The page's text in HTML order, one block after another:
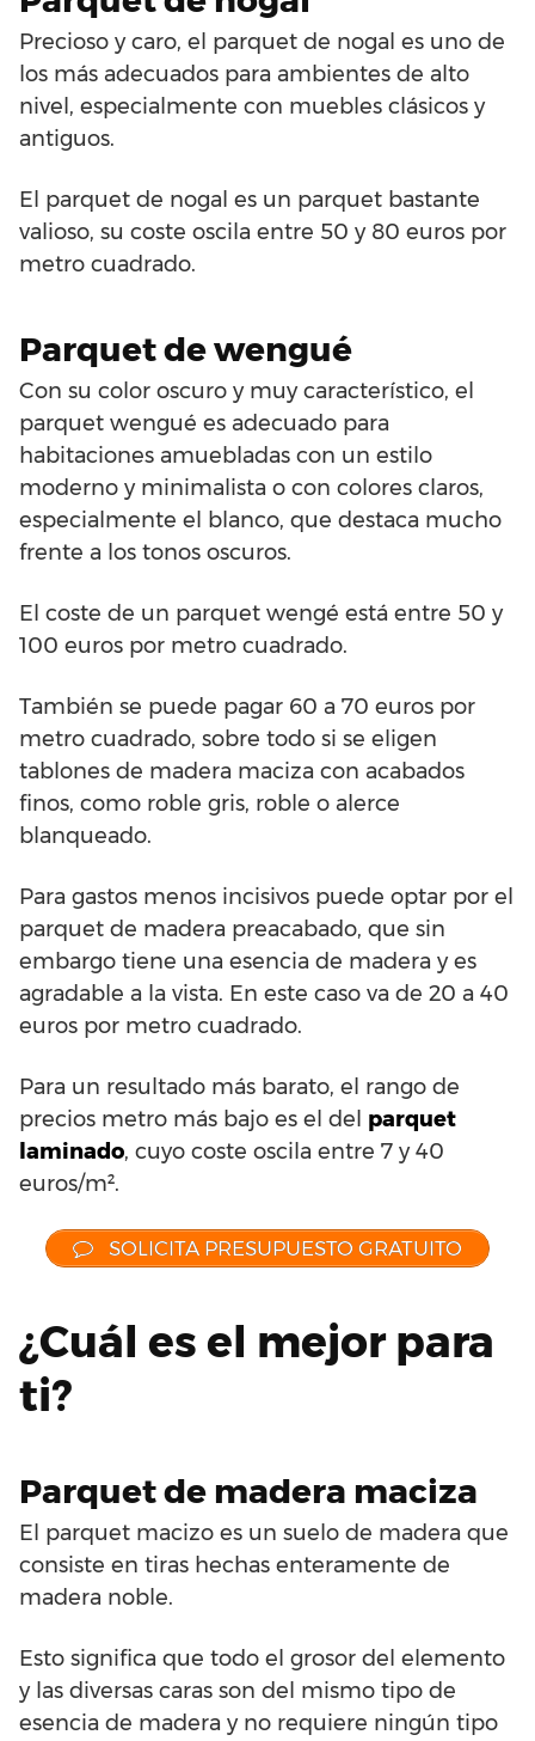
Precioso y caro, el parquet de nogal es uno de
los más adecuados para ambientes de alto
nivel, especialmente con muebles clásicos y
antiguos.
El parquet de nogal es un parquet bastante
valioso, su coste oscila entre 50 y 80 euros por
metro cuadrado.
Parquet de wengué
Con su color oscuro y muy característico, el
parquet wengué es adecuado para
habitaciones amuebladas con un estilo
moderno y minimalista o con colores claros,
especialmente el blanco, que destaca mucho
frente a los tonos oscuros.
El coste de un parquet wengé está entre 50 y
100 euros por metro cuadrado.
También se puede pagar 60 a 70 euros por
metro cuadrado, sobre todo si se eligen
tablones de madera maciza con acabados
finos, como roble gris, roble o alerce
blanqueado.
Para gastos menos incisivos puede optar por el
parquet de madera preacabado, que sin
embargo tiene una esencia de madera y es
agradable a la vista. En este caso va de 20 a 40
euros por metro cuadrado.
Para un resultado más barato, el rango de
precios metro más bajo es el del parquet
laminado, cuyo coste oscila entre 7 y 40
euros/m².
SOLICITA PRESUPUESTO GRATUITO
¿Cuál es el mejor para
ti?
Parquet de madera maciza
El parquet macizo es un suelo de madera que
consiste en tiras hechas enteramente de
madera noble.
Esto significa que todo el grosor del elemento
y las diversas caras son del mismo tipo de
esencia de madera y no requiere ningún tipo